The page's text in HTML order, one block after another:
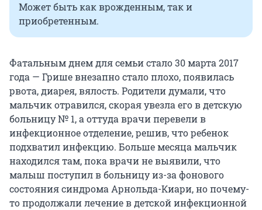
Может быть как врожденным, так и
приобретенным.
Фатальным днем для семьи стало 30 марта 2017
года — Грише внезапно стало плохо, появилась
рвота, диарея, вялость. Родители думали, что
мальчик отравился, скорая увезла его в детскую
больницу № 1, а оттуда врачи перевели в
инфекционное отделение, решив, что ребенок
подхватил инфекцию. Больше месяца мальчик
находился там, пока врачи не выявили, что
малыш поступил в больницу из-за фонового
состояния синдрома Арнольда-Киари, но почему-
то продолжали лечение в детской инфекционной